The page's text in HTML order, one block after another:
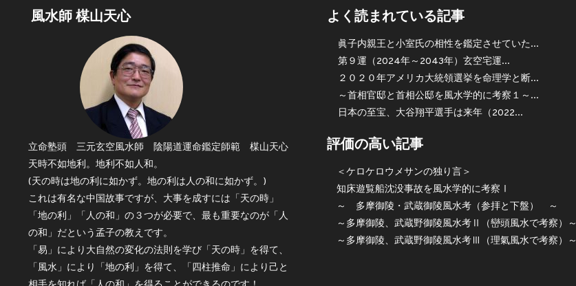
風水師 楳山天心
立命塾頭 三元玄空風水師 陰陽道運命鑑定師範 楳山天心
天時不如地利。地利不如人和。
(天の時は地の利に如かず。地の利は人の和に如かず。)
これは有名な中国故事ですが、大事を成すには「天の時」
「地の利」「人の和」の３つが必要で、最も重要なのが「人
の和」だという孟子の教えです。
「易」により大自然の変化の法則を学び「天の時」を得て、
「風水」により「地の利」を得て、「四柱推命」により己と
よく読まれている記事
眞子内親王と小室氏の相性を鑑定させていた...
第９運（2024年～2043年）玄空宅運...
２０２０年アメリカ大統領選挙を命理学と断...
～首相官邸と首相公邸を風水学的に考察１～...
日本の至宝、大谷翔平選手は来年（2022...
評価の高い記事
＜ケロケロウメサンの独り言＞
知床遊覧船沈没事故を風水学的に考察Ⅰ
～ 多摩御陵・武蔵御陵風水考（参拝と下盤） ～
～多摩御陵、武蔵野御陵風水考Ⅱ（巒頭風水で考察）～
～多摩御陵、武蔵野御陵風水考Ⅲ（理氣風水で考察）～